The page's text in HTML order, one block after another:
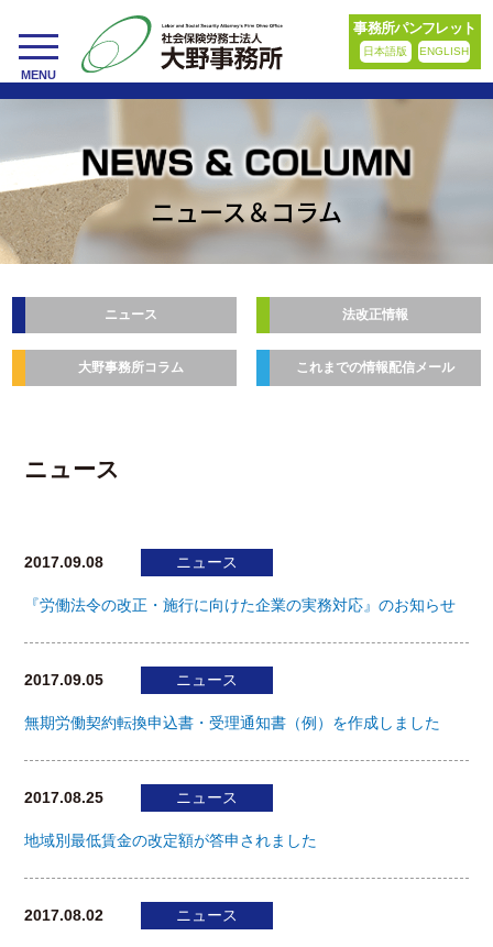
toggle
navigation
MENU
事務所パンフレット
日本語版 ENGLISH
ニュース＆コラム
ニュース 法改正情報
大野事務所コラム これまでの情報配信メール
ニュース
2017.09.08 ニュース
『労働法令の改正・施行に向けた企業の実務対応』のお知らせ
2017.09.05 ニュース
無期労働契約転換申込書・受理通知書（例）を作成しました
2017.08.25 ニュース
地域別最低賃金の改定額が答申されました
2017.08.02 ニュース